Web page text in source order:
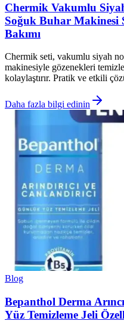
Chermik Vakumlu
Soğuk Buhar Makinesi
Bakımı
Chermik seti, vakumlu siyah
makinesiyle gözenekleri
kolaylaştırır. Pratik ve etkili
Daha fazla bilgi edinin
Blog
Bepanthol Derma
Yüz Temizleme Jeli